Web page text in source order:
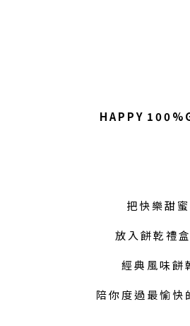
H A P P Y  1 0 0 %
把 快 樂 甜 蜜
放 入 餅 乾 禮
經 典 風 味 餅
陪 你 度 過 最 愉 快